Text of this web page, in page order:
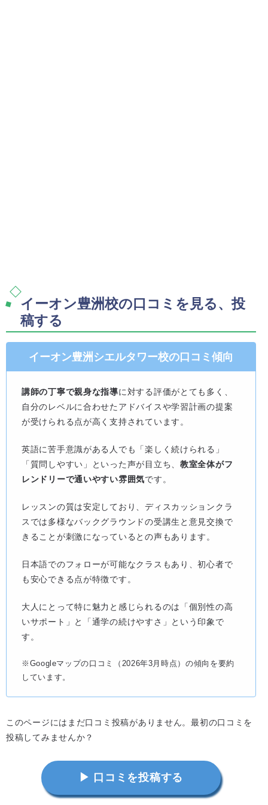
イーオン豊洲校の口コミを見る、投
稿する
イーオン豊洲シエルタワー校の口コミ傾向
講師の丁寧で親身な指導に対する評価がとても多く、
自分のレベルに合わせたアドバイスや学習計画の提案
が受けられる点が高く支持されています。
英語に苦手意識がある人でも「楽しく続けられる」
「質問しやすい」といった声が目立ち、 教室全体がフ
レンドリーで通いやすい雰囲気です。
レッスンの質は安定しており、ディスカッションクラ
スでは多様なバックグラウンドの受講生と意見交換で
きることが刺激になっているとの声もあります。
日本語でのフォローが可能なクラスもあり、初心者で
も安心できる点が特徴です。
大人にとって特に魅力と感じられるのは「個別性の高
いサポート」と「通学の続けやすさ」という印象で
す。
※Googleマップの口コミ（2026年3月時点）の傾向を要約
しています。
このページにはまだ口コミ投稿がありません。最初の口コミを
投稿してみませんか？
▶ 口コミを投稿する